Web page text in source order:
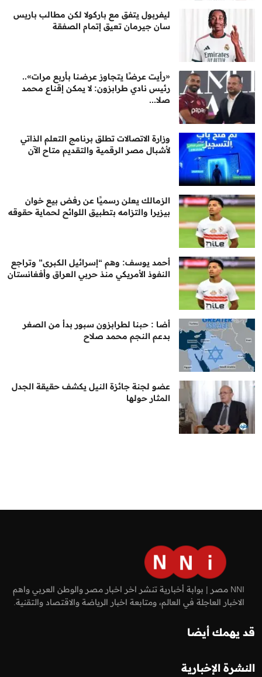
ليفربول يتفق مع باركولا لكن مطالب باريس
سان جيرمان تعيق إتمام الصفقة
«رأيت عرضًا يتجاوز عرضنا بأربع مرات»..
رئيس نادي طرابزون: لا يمكن إقناع محمد
صلا...
وزارة الاتصالات تطلق برنامج التعلم الذاتي
لأشبال مصر الرقمية والتقديم متاح الآن
الزمالك يعلن رسميًا عن رفض بيع خوان
بيزيرا والتزامه بتطبيق اللوائح لحماية حقوقه
أحمد يوسف: وهم “إسرائيل الكبرى” وتراجع
النفوذ الأمريكي منذ حربي العراق وأفغانستان
أضا : حبنا لطرابزون سبور بدأ من الصغر
بدعم النجم محمد صلاح
عضو لجنة جائزة النيل يكشف حقيقة الجدل
المثار حولها
NNI مصر | بوابة أخبارية تنشر اخر اخبار مصر والوطن العربي واهم
الاخبار العاجلة في العالم، ومتابعة اخبار الرياضة والاقتصاد والتقنية.
قد يهمك أيضا
النشرة الإخبارية